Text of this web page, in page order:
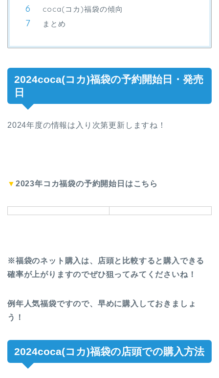
coca(コカ)福袋の傾向
まとめ
2024coca(コカ)福袋の予約開始日・発売
日
2024年度の情報は入り次第更新しますね！
▼ 2023年コカ福袋の予約開始日はこちら
※福袋のネット購入は、店頭と比較すると購入できる
確率が上がりますのでぜひ狙ってみてくださいね！
例年人気福袋ですので、早めに購入しておきましょ
う！
2024coca(コカ)福袋の店頭での購入方法